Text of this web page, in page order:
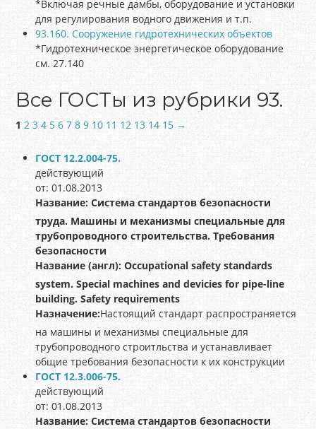
*Включая речные дамбы, оборудование и установки
для регулирования водного движения и т.п.
93.160. Сооружение гидротехнических объектов
*Гидротехническое энергетическое оборудование
см. 27.140
Все ГОСТы из рубрики 93.
1 2 3 4 5 6 7 8 9 10 11 12 13 14 15 →
ГОСТ 12.2.004-75.
действующий
от: 01.08.2013
Название: Система стандартов безопасности
труда. Машины и механизмы специальные для
трубопроводного строительства. Требования
безопасности
Название (англ): Occupational safety standards
system. Special machines and devicies for pipe-line
building. Safety requirements
Назначение:Настоящий стандарт распространяется
на машины и механизмы специальные для
трубопроводного строитльства и устанавливает
общие требования безопасности к их конструкции
ГОСТ 12.3.006-75.
действующий
от: 01.08.2013
Название: Система стандартов безопасности